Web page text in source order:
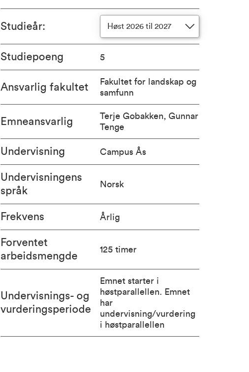
Studieår: Høst 2026 til 2027
Studiepoeng 5
Ansvarlig fakultet
Fakultet for landskap og
samfunn
Emneansvarlig
Terje Gobakken, Gunnar
Tenge
Undervisning Campus Ås
Undervisningens
språk
Norsk
Frekvens Årlig
Forventet
arbeidsmengde
125 timer
Undervisnings- og
vurderingsperiode
Emnet starter i
høstparallellen. Emnet
har
undervisning/vurdering
i høstparallellen